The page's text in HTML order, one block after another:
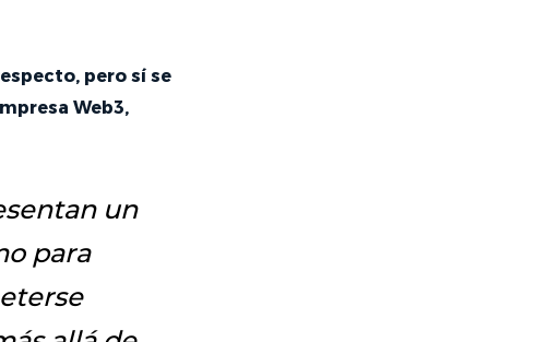
pero sí se
Web3,
un
para